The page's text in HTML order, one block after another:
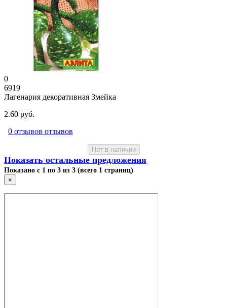
0
6919
Лагенария декоративная Змейка
2.60 руб.
0 отзывов отзывов
Нет в наличии
Показать остальные предложения
Показано с 1 по 3 из 3 (всего 1 страниц)
×